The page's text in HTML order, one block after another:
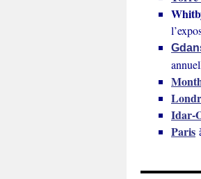
Idar-
Paris